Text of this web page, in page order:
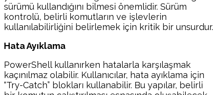
sürümü kullandığını bilmesi önemlidir. Sürüm
kontrolü, belirli komutların ve işlevlerin
kullanılabilirliğini belirlemek için kritik bir unsurdur.
Hata Ayıklama
PowerShell kullanırken hatalarla karşılaşmak
kaçınılmaz olabilir. Kullanıcılar, hata ayıklama için
“Try-Catch” blokları kullanabilir. Bu yapılar, belirli